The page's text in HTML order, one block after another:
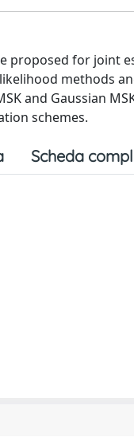
proposed for joint
methods
and Gaussian
schemes.
Scheda